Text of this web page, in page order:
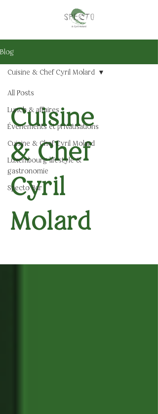
Blog
All Posts
Lunch & affaires
Événements et privatisations
Cuisine & Chef Cyril Molard
Luxembourg lifestyle &
gastronomie
Specto Bar
Cuisine & Chef Cyril Molard
Cuisine
& Chef
Cyril
Molard